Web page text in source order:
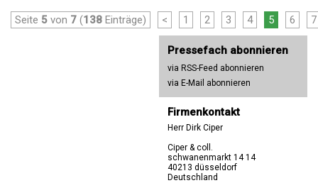
Seite 5 von 7 (138 Einträge) < 1 2 3 4 5 6 7
Pressefach abonnieren
via RSS-Feed abonnieren
via E-Mail abonnieren
Firmenkontakt
Herr Dirk Ciper
Ciper & coll.
schwanenmarkt 14 14
40213 düsseldorf
Deutschland